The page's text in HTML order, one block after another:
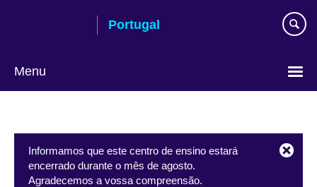
Portugal
Menu
língua
Informamos que este centro de ensino estará
encerrado durante o mês de agosto.
Agradecemos a vossa compreensão.